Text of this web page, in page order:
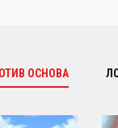
ОСНОВА